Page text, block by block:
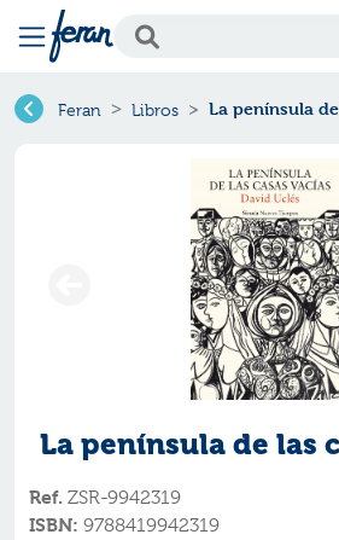
Feran Libros La península
La península de las
Ref. ZSR-9942319
ISBN: 9788419942319